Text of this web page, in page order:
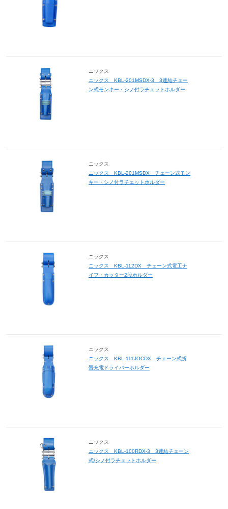
ニックス
ニックス KBL-201MSDX-3 3連結チェー
ン式モンキー・シノ付ラチェットホルダー
ニックス
ニックス KBL-201MSDX チェーン式モン
キー・シノ付ラチェットホルダー
ニックス
ニックス KBL-112DX チェーン式電工ナ
イフ・カッター2段ホルダー
ニックス
ニックス KBL-111JOCDX チェーン式折
畳充電ドライバーホルダー
ニックス
ニックス KBL-100RDX-3 3連結チェーン
式/シノ付ラチェットホルダー